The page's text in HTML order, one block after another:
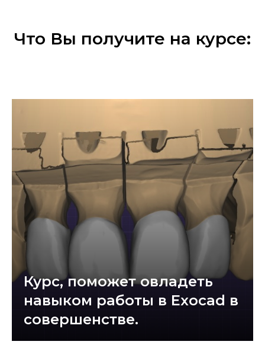
Что Вы получите на курсе:
Курс, поможет овладеть
навыком работы в Exocad в
совершенстве.